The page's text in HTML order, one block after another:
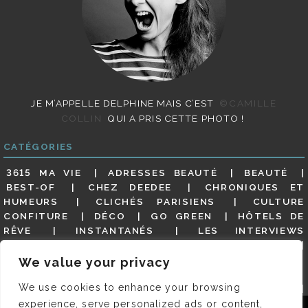
We value your privacy
We use cookies to enhance your browsing
experience, serve personalized ads or content,
JE M’APPELLE DELPHINE MAIS C’EST
©CAMILLE
COLLIN
QUI A PRIS CETTE PHOTO !
CATÉGORIES
3615 MA VIE ADRESSES BEAUTÉ
BEAUTÉ
BEST-OF
CHEZ DEEDEE
CHRONIQUES ET
HUMEURS
CLICHÉS PARISIENS
CULTURE
CONFITURE
DÉCO GO GREEN
HÔTELS DE
RÊVE
INSTANTANÉS
LES INTERVIEWS
MES ADRESSES
MODE NON CLASSÉ
GUIDE
PARIS EN PHOTOS
RESTAURANTS
REVUE DE PRESSE DÉTAILLÉE, SIOU PLAIT